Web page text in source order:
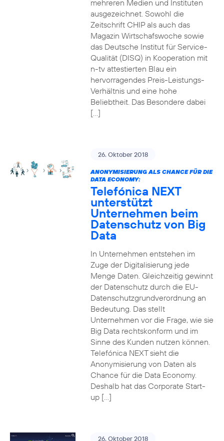
mehreren Medien und Instituten
ausgezeichnet. Sowohl die
Zeitschrift CHIP als auch das
Magazin Wirtschafswoche sowie
das Deutsche Institut für Service-
Qualität (DISQ) in Kooperation mit
n-tv attestierten Blau ein
hervorragendes Preis-Leistungs-
Verhältnis und eine hohe
Beliebtheit. Das Besondere dabei
[…]
26. Oktober 2018
ANONYMISIERUNG ALS CHANCE FÜR DIE
DATA ECONOMY:
Telefónica NEXT
unterstützt
Unternehmen beim
Datenschutz von Big
Data
In Unternehmen entstehen im
Zuge der Digitalisierung jede
Menge Daten. Gleichzeitig gewinnt
der Datenschutz durch die EU-
Datenschutzgrundverordnung an
Bedeutung. Das stellt
Unternehmen vor die Frage, wie sie
Big Data rechtskonform und im
Sinne des Kunden nutzen können.
Telefónica NEXT sieht die
Anonymisierung von Daten als
Chance für die Data Economy.
Deshalb hat das Corporate Start-
up […]
26. Oktober 2018